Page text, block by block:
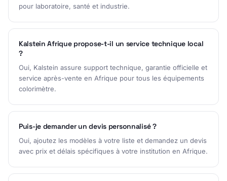
pour laboratoire, santé et industrie.
Kalstein Afrique propose-t-il un service technique local
?
Oui, Kalstein assure support technique, garantie officielle et
service après-vente en Afrique pour tous les équipements
colorimètre.
Puis-je demander un devis personnalisé ?
Oui, ajoutez les modèles à votre liste et demandez un devis
avec prix et délais spécifiques à votre institution en Afrique.